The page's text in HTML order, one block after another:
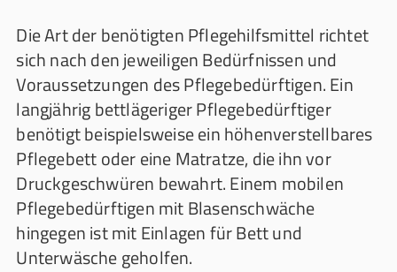
Die Art der benötigten Pflegehilfsmittel richtet
sich nach den jeweiligen Bedürfnissen und
Voraussetzungen des Pflegebedürftigen. Ein
langjährig bettlägeriger Pflegebedürftiger
benötigt beispielsweise ein höhenverstellbares
Pflegebett oder eine Matratze, die ihn vor
Druckgeschwüren bewahrt. Einem mobilen
Pflegebedürftigen mit Blasenschwäche
hingegen ist mit Einlagen für Bett und
Unterwäsche geholfen.